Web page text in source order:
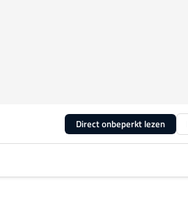
Direct onbeperkt lezen